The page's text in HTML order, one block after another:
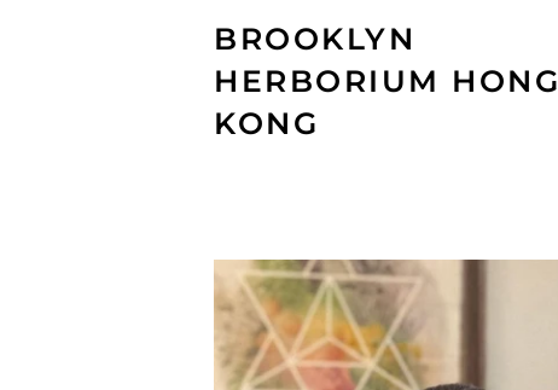
BROOKLYN
HERBORIUM HONG
KONG